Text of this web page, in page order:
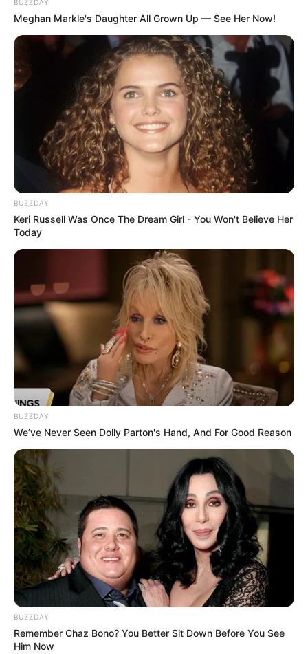
BUZZDAY
Meghan Markle's Daughter All Grown Up — See Her Now!
BUZZDAY
Keri Russell Was Once The Dream Girl - You Won't Believe Her
Today
BUZZDAY
We’ve Never Seen Dolly Parton's Hand, And For Good Reason
BUZZDAY
Remember Chaz Bono? You Better Sit Down Before You See
Him Now